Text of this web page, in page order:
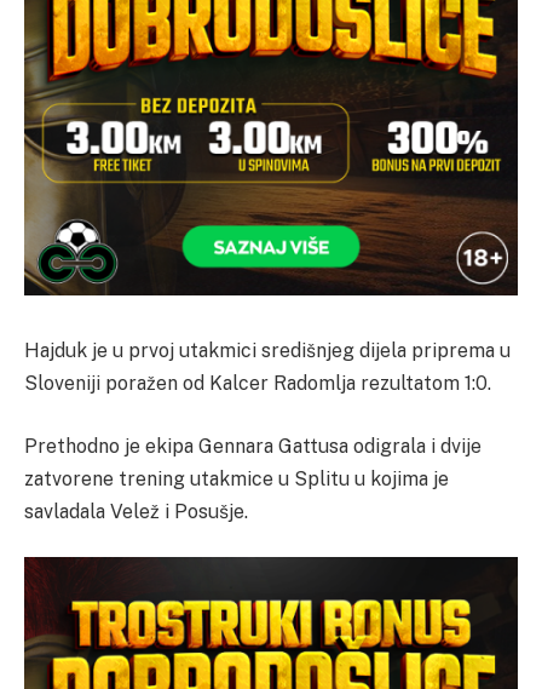
Hajduk je u prvoj utakmici središnjeg dijela priprema u
Sloveniji poražen od Kalcer Radomlja rezultatom 1:0.
Prethodno je ekipa Gennara Gattusa odigrala i dvije
zatvorene trening utakmice u Splitu u kojima je
savladala Velež i Posušje.